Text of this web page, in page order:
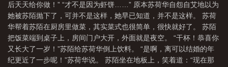
137 七等分的未来无错版 七等分的未来479 七等分的未来 李白不太
白 七等分的未来起点 七等分的未来角色表 七等分的未来原版 七等分的
未来番外 七等分的未来类似 七等分的未来结局 七等分的未来苏夭夭真实身
份 七等分的未来 为啥又停了 七等分的未来百度百科女主 七等分的未来免
费 七等分的未来几个女主 七等分的未来笔趣阁 七等分的未来完整版在哪
后天天给你做！” “才不是因为虾饼……” 原本苏荷华自怨自艾地以为
她被苏陌抛下了，可并不是这样，她早已知道，并不是这样。 苏荷
华帮着苏陌在厨房里做菜，其实菜式也很简单，很快就好了。 苏陌
把饭菜端到桌子上，房间门户大开，外面就是夜空。 “干杯！恭喜你
又长大了一岁！”苏陌给苏荷华倒上饮料。 “是啊，离可以结婚的年
纪更近了一步呢！”苏荷华说。 苏陌坐在地板上，笑着道：“现在那